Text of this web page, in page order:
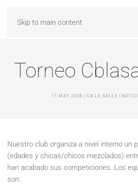
Skip to main content
Torneo
11 MAY 2008 | CB LA SALLE |
Nuestro club organiza a nivel interno un
(edades y chicas/chicos mezclados)
han acabado sus competiciones. Los
son: